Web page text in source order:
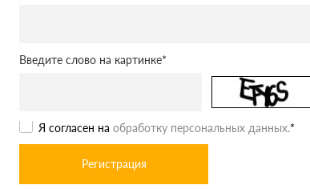
Введите слово на картинке*
Я согласен на обработку персональных данных.*